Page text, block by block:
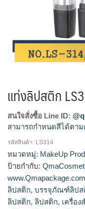
แท่งลิปสติก
สนใจสั่งซื้อ Line ID:
สามารถกำหนดสีได้ตา
โรงงานผลิตแท่งลิปสติ
ลิปสติก,ขายส่งแท่งลิปสติ
รหัสสินค้า: LS314
หมวดหมู่: MakeUp
ป้ายกำกับ:
www.Qmapackage.com
ลิปสติก, บรรจุภัณฑ์ลิปส
ลิปสติก, ลิปสติก, เครื่อง